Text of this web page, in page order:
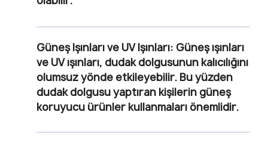
Güneş Işınları ve UV Işınları: Güneş ışınları
ve UV ışınları, dudak dolgusunun kalıcılığını
olumsuz yönde etkileyebilir. Bu yüzden
dudak dolgusu yaptıran kişilerin güneş
koruyucu ürünler kullanmaları önemlidir.